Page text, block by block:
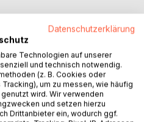
Datenschutzerklärung
Technologien auf unserer
und technisch notwendig.
(z. B. Cookies oder
um zu messen, wie häufig
wird. Wir verwenden
und setzen hierzu
Drittanbieter ein, wodurch ggf.